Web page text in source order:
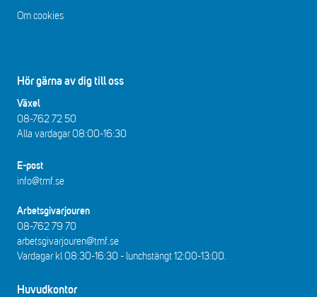
Om cookies
Hör gärna av dig till oss
Växel
08-762 72 50
Alla vardagar 08:00-16:30​​
E-post
info@tmf.se
Arbetsgivarjouren
08-762 79 70
arbetsgivarjouren@tmf.se
Vardagar kl 08:30-16:30 - lunchstängt 12:00-13:00​.
Huvudkontor